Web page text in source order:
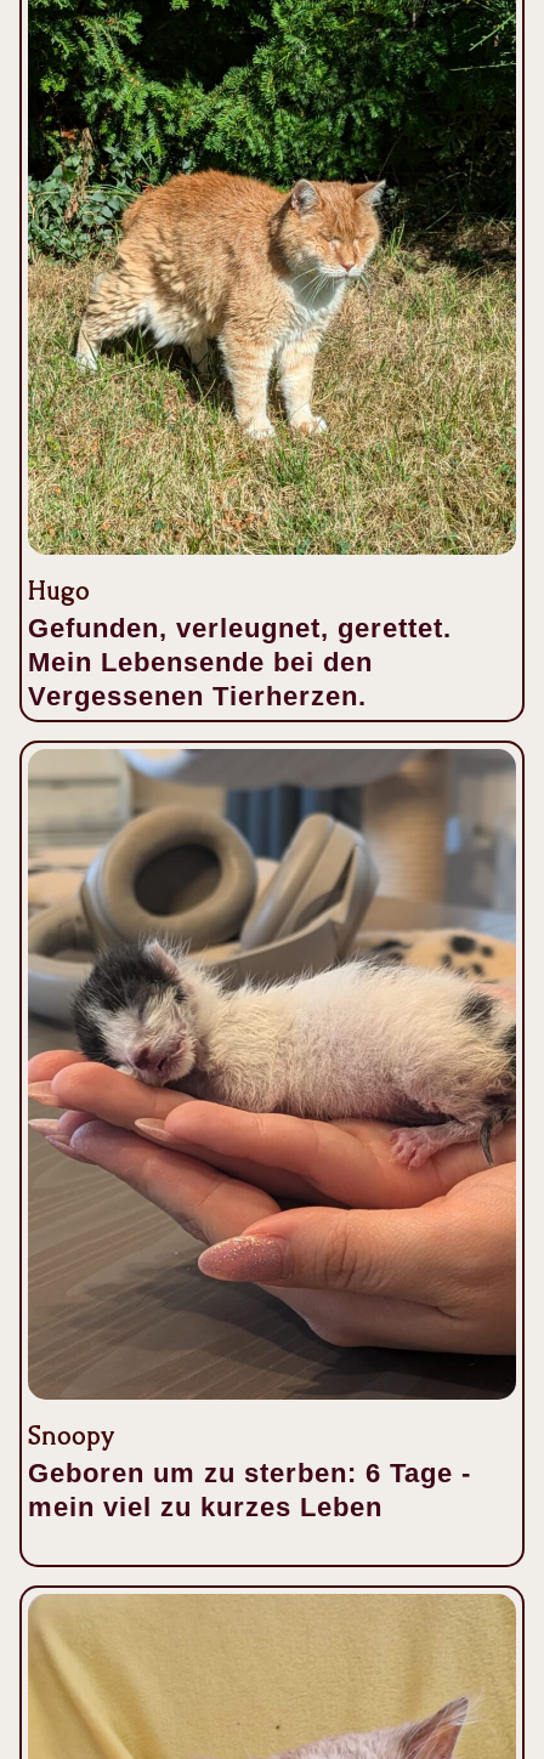
Hugo
Gefunden, verleugnet, gerettet.
Mein Lebensende bei den
Vergessenen Tierherzen.
Snoopy
Geboren um zu sterben: 6 Tage -
mein viel zu kurzes Leben